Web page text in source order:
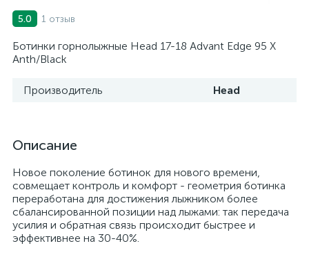
5.0 1 отзыв
Ботинки горнолыжные Head 17-18 Advant Edge 95 X
Anth/Black
Производитель Head
Описание
Новое поколение ботинок для нового времени,
совмещает контроль и комфорт - геометрия ботинка
переработана для достижения лыжником более
сбалансированной позиции над лыжами: так передача
усилия и обратная связь происходит быстрее и
эффективнее на 30-40%.